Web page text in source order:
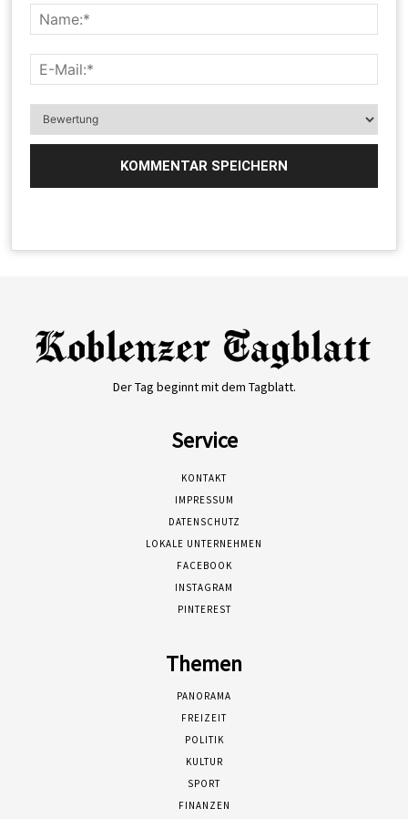
Der Tag beginnt mit dem Tagblatt.
Service
KONTAKT
IMPRESSUM
DATENSCHUTZ
LOKALE UNTERNEHMEN
FACEBOOK
INSTAGRAM
PINTEREST
Themen
PANORAMA
FREIZEIT
POLITIK
KULTUR
SPORT
FINANZEN